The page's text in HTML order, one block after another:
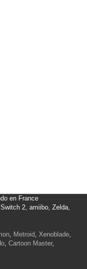
en France
2, amiibo, Zelda,
, Metroid, Xenoblade,
, Cartoon Master,